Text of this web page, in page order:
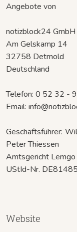
Angebote von
notizblock24 GmbH
Am Gelskamp 14
32758 Detmold
Deutschland
Telefon: 0 52 32 -
Email:
Geschäftsführer:
Peter Thiessen
Amtsgericht
UStId-Nr.
Website